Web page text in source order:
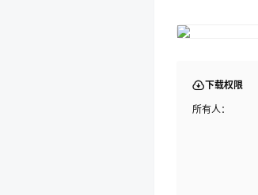
下载权限
所有人：